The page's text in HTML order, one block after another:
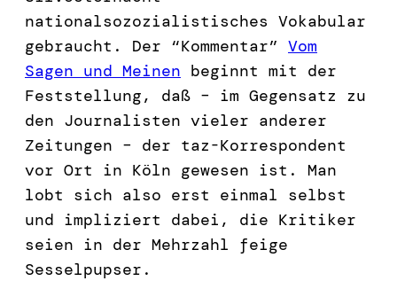
nationalsozozialistisches Vokabular
gebraucht. Der “Kommentar” Vom
Sagen und Meinen beginnt mit der
Feststellung, daß – im Gegensatz zu
den Journalisten vieler anderer
Zeitungen – der taz-Korrespondent
vor Ort in Köln gewesen ist. Man
lobt sich also erst einmal selbst
und impliziert dabei, die Kritiker
seien in der Mehrzahl feige
Sesselpupser.